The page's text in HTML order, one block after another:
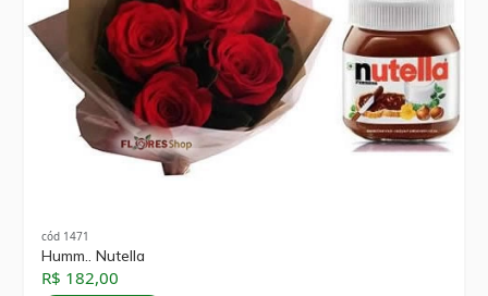
cód 1471
Humm.. Nutella
R$ 182,00